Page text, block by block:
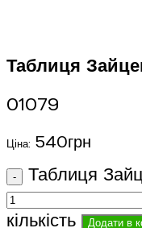
Таблиця
01079
Ціна: 540грн
Таблиця
кількість Додати в